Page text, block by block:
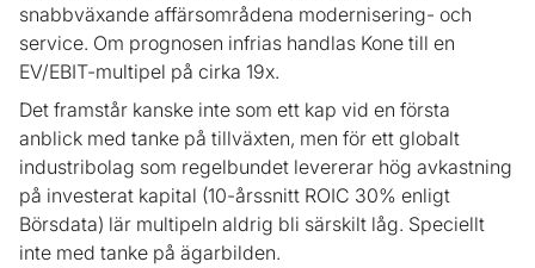
snabbväxande affärsområdena modernisering- och
service. Om prognosen infrias handlas Kone till en
EV/EBIT-multipel på cirka 19x.
Det framstår kanske inte som ett kap vid en första
anblick med tanke på tillväxten, men för ett globalt
industribolag som regelbundet levererar hög avkastning
på investerat kapital (10-årssnitt ROIC 30% enligt
Börsdata) lär multipeln aldrig bli särskilt låg. Speciellt
inte med tanke på ägarbilden.